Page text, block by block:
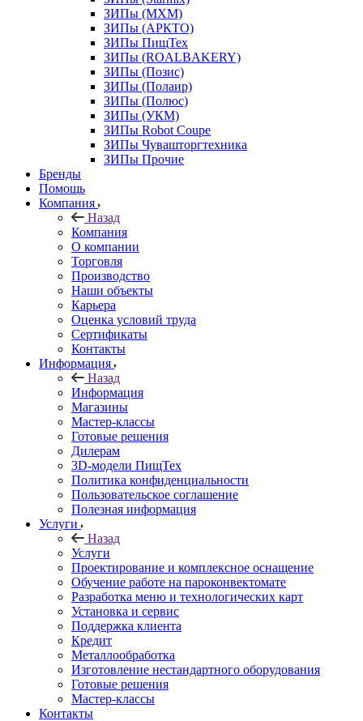
ЗИПы (МХМ)
ЗИПы (АРКТО)
ЗИПы ПищТех
ЗИПы (ROALBAKERY)
ЗИПы (Позис)
ЗИПы (Полаир)
ЗИПы (Полюс)
ЗИПы (УКМ)
ЗИПы Robot Coupe
ЗИПы Чувашторгтехника
ЗИПы Прочие
Бренды
Помощь
Компания
Назад
Компания
О компании
Торговля
Производство
Наши объекты
Карьера
Оценка условий труда
Сертификаты
Контакты
Информация
Назад
Информация
Магазины
Мастер-классы
Готовые решения
Дилерам
3D-модели ПищТех
Политика конфиденциальности
Пользовательское соглашение
Полезная информация
Услуги
Назад
Услуги
Проектирование и комплексное оснащение
Обучение работе на пароконвектомате
Разработка меню и технологических карт
Установка и сервис
Поддержка клиента
Кредит
Металлообработка
Изготовление нестандартного оборудования
Готовые решения
Мастер-классы
Контакты